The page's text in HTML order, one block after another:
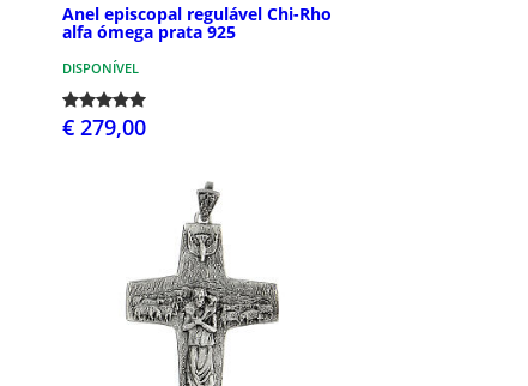
Anel episcopal regulável Chi-Rho
alfa ómega prata 925
DISPONÍVEL
€ 279,00